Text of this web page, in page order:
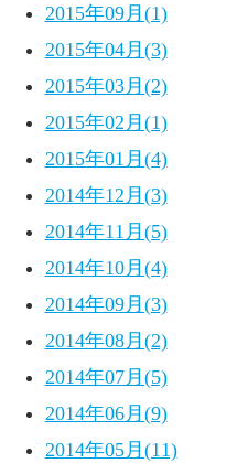
2015年09月(1)
2015年04月(3)
2015年03月(2)
2015年02月(1)
2015年01月(4)
2014年12月(3)
2014年11月(5)
2014年10月(4)
2014年09月(3)
2014年08月(2)
2014年07月(5)
2014年06月(9)
2014年05月(11)